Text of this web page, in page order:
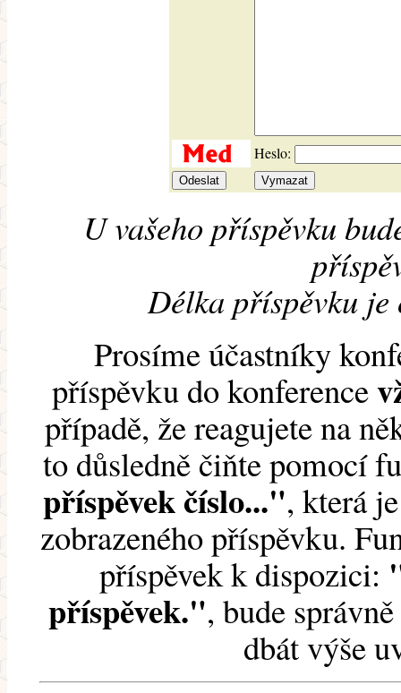
Heslo:
U vašeho příspěvku
Délka příspěvku je
Prosíme účastníky
příspěvku do konference
případě, že reagujete na
to důsledně čiňte pomocí
příspěvek číslo...", která
zobrazeného příspěvku.
příspěvek k dispozici:
příspěvek.", bude
dbát výše